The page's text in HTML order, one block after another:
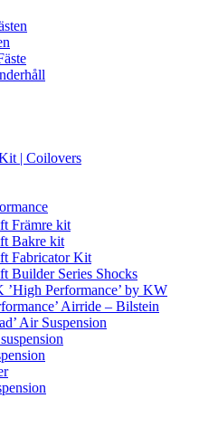
| Coilovers
Främre kit
Bakre kit
Fabricator Kit
Builder Series Shocks
Performance’ by KW
Airride – Bilstein
Air Suspension